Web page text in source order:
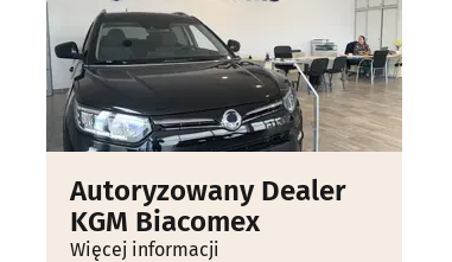
Autoryzowany Dealer
KGM Biacomex
Więcej informacji